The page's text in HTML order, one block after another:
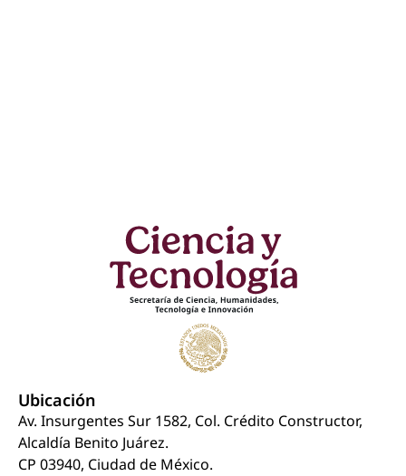
Ubicación
Av. Insurgentes Sur 1582, Col. Crédito Constructor,
Alcaldía Benito Juárez.
CP 03940, Ciudad de México.